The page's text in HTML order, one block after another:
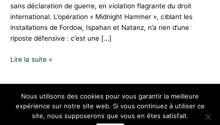
sans déclaration de guerre, en violation flagrante du droit
international. L’opération « Midnight Hammer », ciblant les
installations de Fordow, Ispahan et Natanz, n’a rien d’une
riposte défensive : c’est une […]
Lire la suite »
Copyright © 2026 Les Nationalistes
Nous utilisons des cookies pour vous garantir la meilleure
expérience sur notre site web. Si vous continuez à utiliser ce
site, nous supposerons que vous en êtes satisfait.